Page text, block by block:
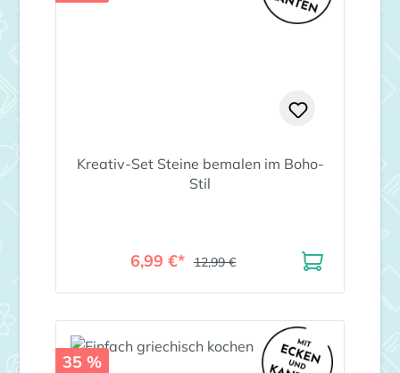
Kreativ-Set Steine bemalen im Boho-
Stil
6,99 €* 12,99 €
35 %